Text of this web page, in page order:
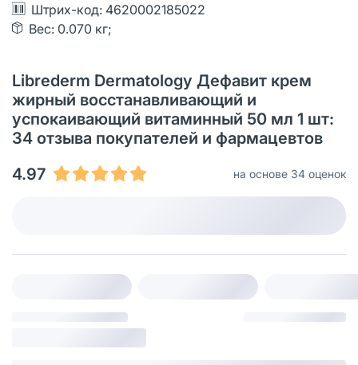
Штрих-код: 4620002185022
Вес: 0.070 кг;
Librederm Dermatology Дефавит крем
жирный восстанавливающий и
успокаивающий витаминный 50 мл 1 шт:
34 отзыва покупателей и фармацевтов
4.97
на основе 34 оценок